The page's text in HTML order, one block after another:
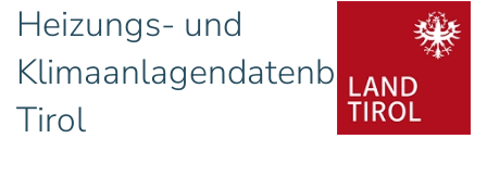
Heizungs- und
Klimaanlagendatenbank
Tirol